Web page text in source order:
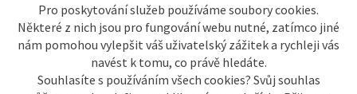
Pro poskytování služeb používáme soubory cookies.
Některé z nich jsou pro fungování webu nutné, zatímco jiné
nám pomohou vylepšit váš uživatelský zážitek a rychleji vás
navést k tomu, co právě hledáte.
Souhlasíte s používáním všech cookies? Svůj souhlas